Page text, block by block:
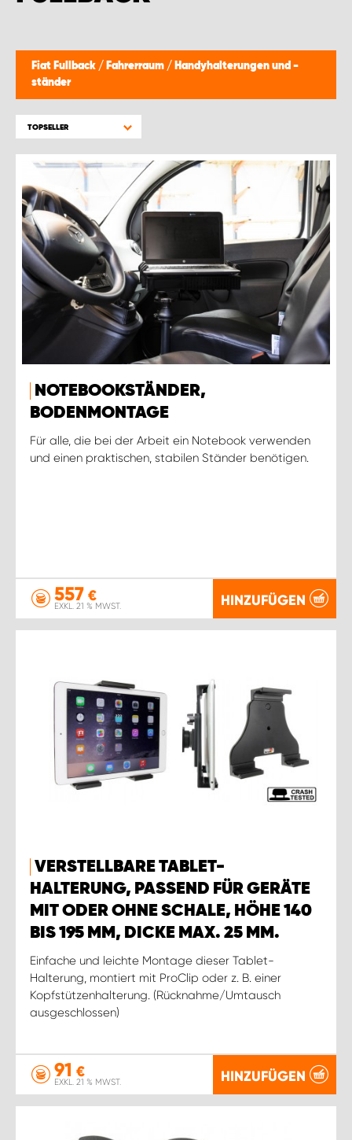
Fiat Fullback / Fahrerraum / Handyhalterungen und -
ständer
TOPSELLER
NOTEBOOKSTÄNDER,
BODENMONTAGE
Für alle, die bei der Arbeit ein Notebook verwenden
und einen praktischen, stabilen Ständer benötigen.
557 €
EXKL. 21 % MWST. HINZUFÜGEN
VERSTELLBARE TABLET-
HALTERUNG, PASSEND FÜR GERÄTE
MIT ODER OHNE SCHALE, HÖHE 140
BIS 195 MM, DICKE MAX. 25 MM.
Einfache und leichte Montage dieser Tablet-
Halterung, montiert mit ProClip oder z. B. einer
Kopfstützenhalterung. (Rücknahme/Umtausch
ausgeschlossen)
91 €
EXKL. 21 % MWST. HINZUFÜGEN
WORK SYSTEM BRÜSSEL
WORK SYSTEM LIMBURG-KEMPEN
WORK SYSTEM WORK SYSTEM BRÜGGE